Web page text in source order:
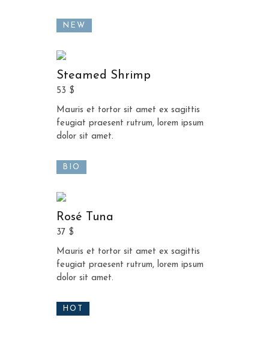
NEW
Steamed Shrimp
53 $
Mauris et tortor sit amet ex sagittis
feugiat praesent rutrum, lorem ipsum
dolor sit amet.
BIO
Rosé Tuna
37 $
Mauris et tortor sit amet ex sagittis
feugiat praesent rutrum, lorem ipsum
dolor sit amet.
HOT